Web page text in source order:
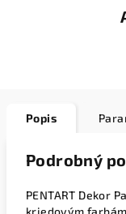
Popis
Podrobný
PENTART Dekor
kriedovým